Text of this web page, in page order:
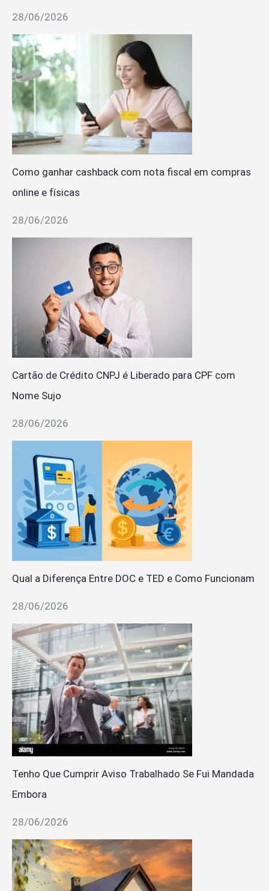
28/06/2026
Como ganhar cashback com nota fiscal em compras
online e físicas
28/06/2026
Cartão de Crédito CNPJ é Liberado para CPF com
Nome Sujo
28/06/2026
Qual a Diferença Entre DOC e TED e Como Funcionam
28/06/2026
Tenho Que Cumprir Aviso Trabalhado Se Fui Mandada
Embora
28/06/2026